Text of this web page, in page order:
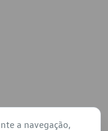
a navegação,